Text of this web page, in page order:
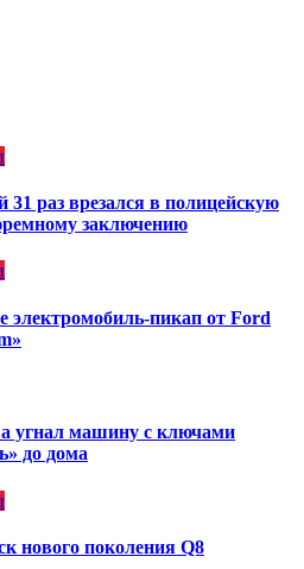
раз врезался в полицейскую
заключению
пикап от Ford
угнал машину с ключами
до дома
нового поколения Q8